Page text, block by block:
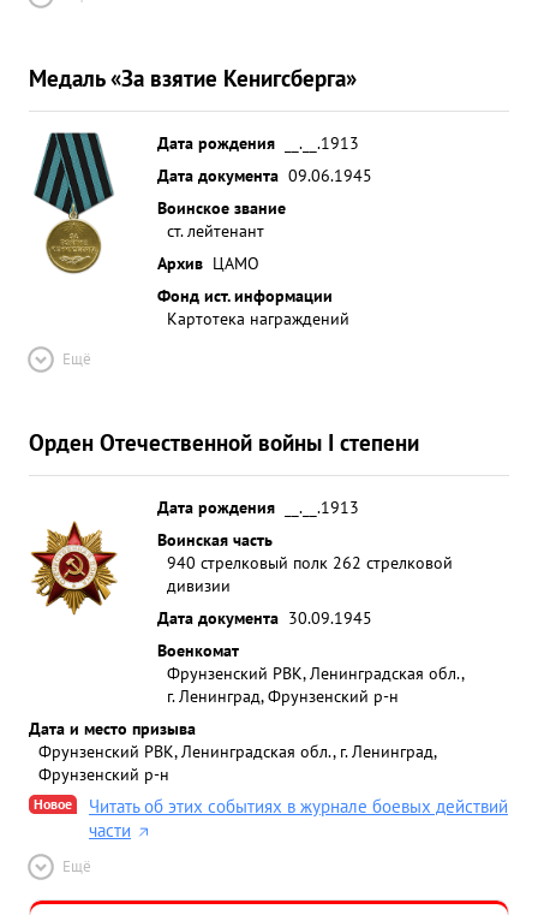
Медаль «За взятие Кенигсберга»
Дата рождения
__.__.1913
Дата документа 09.06.1945
Воинское звание
ст. лейтенант
Архив ЦАМО
Фонд ист. информации
Картотека награждений
Ещё
Орден Отечественной войны I степени
Дата рождения
__.__.1913
Воинская часть
940 стрелковый полк 262 стрелковой
дивизии
Дата документа 30.09.1945
Военкомат
Фрунзенский РВК, Ленинградская обл.,
г. Ленинград, Фрунзенский р-н
Дата и место призыва
Фрунзенский РВК, Ленинградская обл., г. Ленинград,
Фрунзенский р-н
Новое
Читать об этих событиях в журнале боевых действий
части
Ещё